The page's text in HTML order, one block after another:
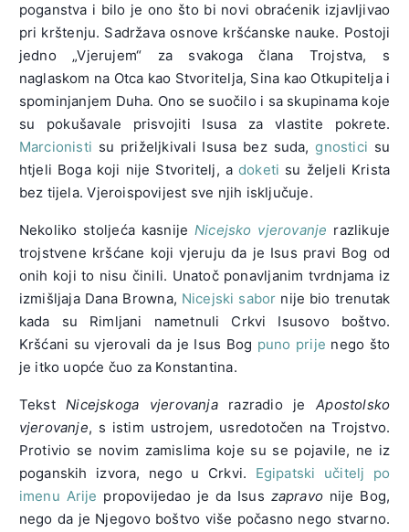
poganstva i bilo je ono što bi novi obraćenik izjavljivao
pri krštenju. Sadržava osnove kršćanske nauke. Postoji
jedno „Vjerujem“ za svakoga člana Trojstva, s
naglaskom na Otca kao Stvoritelja, Sina kao Otkupitelja i
spominjanjem Duha. Ono se suočilo i sa skupinama koje
su pokušavale prisvojiti Isusa za vlastite pokrete.
Marcionisti su priželjkivali Isusa bez suda,gnostici su
htjeli Boga koji nije Stvoritelj, a doketi su željeli Krista
bez tijela. Vjeroispovijest sve njih isključuje.
Nekoliko stoljeća kasnije Nicejsko vjerovanje razlikuje
trojstvene kršćane koji vjeruju da je Isus pravi Bog od
onih koji to nisu činili. Unatoč ponavljanim tvrdnjama iz
izmišljaja Dana Browna, Nicejski sabor nije bio trenutak
kada su Rimljani nametnuli Crkvi Isusovo boštvo.
Kršćani su vjerovali da je Isus Bog puno prije nego što
je itko uopće čuo za Konstantina.
TekstNicejskoga vjerovanjarazradio jeApostolsko
vjerovanje, s istim ustrojem, usredotočen na Trojstvo.
Protivio se novim zamislima koje su se pojavile, ne iz
poganskih izvora, nego u Crkvi. Egipatski učitelj po
imenu Arije propovijedao je da Isus zapravo nije Bog,
nego da je Njegovo boštvo više počasno nego stvarno.